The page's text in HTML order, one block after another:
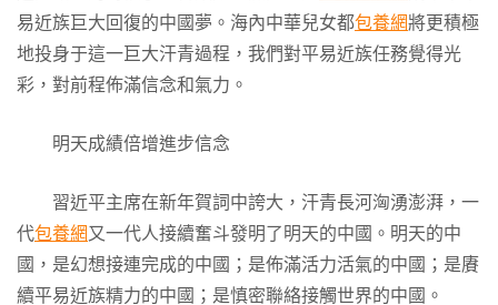
易近族巨大回復的中國夢。海內中華兒女都包養網將更積極
地投身于這一巨大汗青過程，我們對平易近族任務覺得光
彩，對前程佈滿信念和氣力。
明天成績倍增進步信念
習近平主席在新年賀詞中誇大，汗青長河洶湧澎湃，一
代包養網又一代人接續奮斗發明了明天的中國。明天的中
國，是幻想接連完成的中國；是佈滿活力活氣的中國；是賡
續平易近族精力的中國；是慎密聯絡接觸世界的中國。